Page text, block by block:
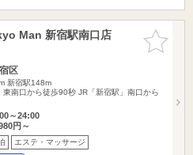
お気に入
りに追加
Man 新宿駅南口店
区
新宿駅148m
東南口から徒歩90秒 JR「新宿駅」南口から
～24:00
円～
エステ・マッサージ